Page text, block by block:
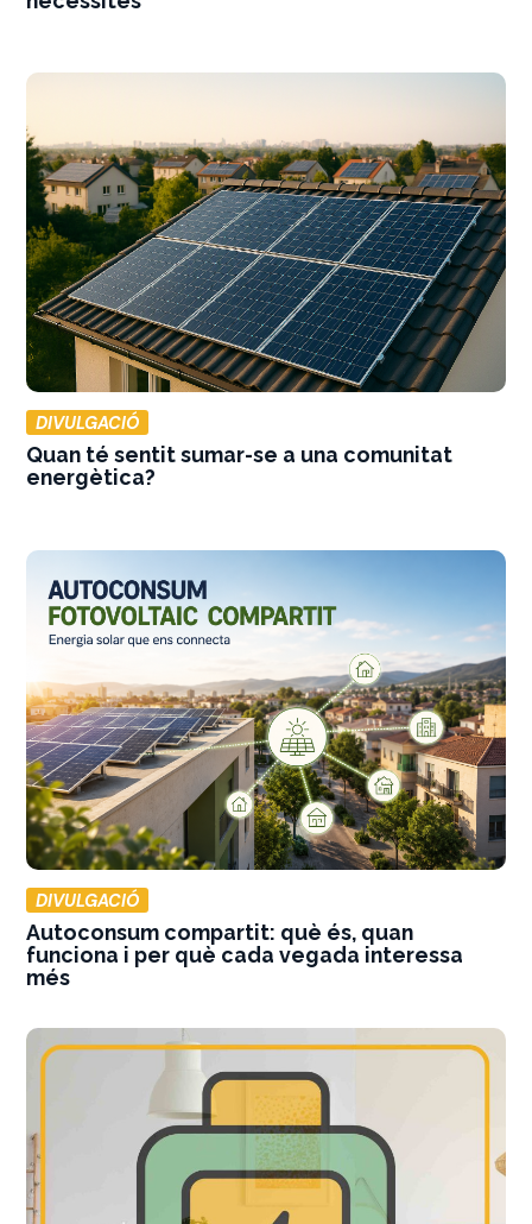
DIVULGACIÓ
Quan té sentit sumar-se a una comunitat
energètica?
DIVULGACIÓ
Autoconsum compartit: què és, quan
funciona i per què cada vegada interessa
més